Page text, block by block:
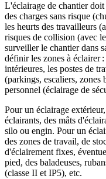
L'éclairage de chantier
des charges sans risque
les heurts des travailleurs
risques de collision (avec
surveiller le chantier dans
définir les zones à éclairer
intérieures, les postes de
(parkings, escaliers, zones
personnel (éclairage de
Pour un éclairage
éclairants, des mâts
silo ou engin. Pour un
des zones de travail, de
d'éclairement fixes,
pied, des baladeuses,
(classe II et IP5), etc.